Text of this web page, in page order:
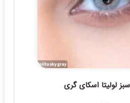
لولیتا اسکای گری